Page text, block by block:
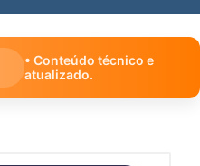
• Conteúdo técnico e
atualizado.